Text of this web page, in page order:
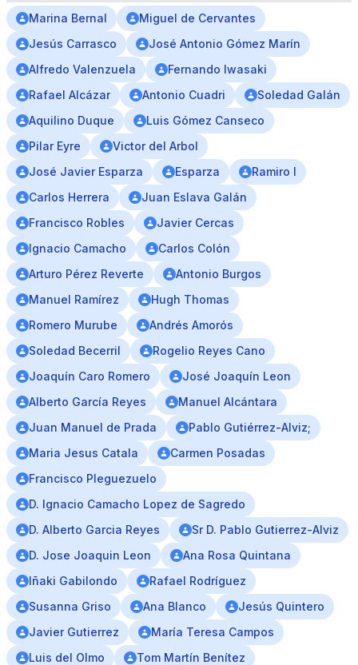
Marina Bernal
Miguel de Cervantes
Jesús Carrasco
José Antonio Gómez Marín
Alfredo Valenzuela
Fernando Iwasaki
Rafael Alcázar
Antonio Cuadri
Soledad Galán
Aquilino Duque
Luis Gómez Canseco
Pilar Eyre
Victor del Arbol
José Javier Esparza
Esparza
Ramiro I
Carlos Herrera
Juan Eslava Galán
Francisco Robles
Javier Cercas
Ignacio Camacho
Carlos Colón
Arturo Pérez Reverte
Antonio Burgos
Manuel Ramírez
Hugh Thomas
Romero Murube
Andrés Amorós
Soledad Becerril
Rogelio Reyes Cano
Joaquín Caro Romero
José Joaquín Leon
Alberto García Reyes
Manuel Alcántara
Juan Manuel de Prada
Pablo Gutiérrez-Alviz;
Maria Jesus Catala
Carmen Posadas
Francisco Pleguezuelo
D. Ignacio Camacho Lopez de Sagredo
D. Alberto Garcia Reyes
Sr D. Pablo Gutierrez-Alviz
D. Jose Joaquin Leon
Ana Rosa Quintana
Iñaki Gabilondo
Rafael Rodríguez
Susanna Griso
Ana Blanco
Jesús Quintero
Javier Gutierrez
María Teresa Campos
Luis del Olmo
Tom Martín Benítez